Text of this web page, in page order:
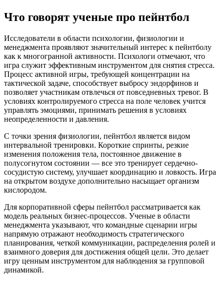
Что говорят ученые про пейнтбол
Исследователи в области психологии, физиологии и
менеджмента проявляют значительный интерес к пейнтболу
как к многогранной активности. Психологи отмечают, что
игра служит эффективным инструментом для снятия стресса.
Процесс активной игры, требующей концентрации на
тактической задаче, способствует выбросу эндорфинов и
позволяет участникам отвлечься от повседневных тревог. В
условиях контролируемого стресса на поле человек учится
управлять эмоциями, принимать решения в условиях
неопределенности и давления.
С точки зрения физиологии, пейнтбол является видом
интервальной тренировки. Короткие спринты, резкие
изменения положения тела, постоянное движение в
полусогнутом состоянии — все это тренирует сердечно-
сосудистую систему, улучшает координацию и ловкость. Игра
на открытом воздухе дополнительно насыщает организм
кислородом.
Для корпоративной сферы пейнтбол рассматривается как
модель реальных бизнес-процессов. Ученые в области
менеджмента указывают, что командные сценарии игры
напрямую отражают необходимость стратегического
планирования, четкой коммуникации, распределения ролей и
взаимного доверия для достижения общей цели. Это делает
игру ценным инструментом для наблюдения за групповой
динамикой.